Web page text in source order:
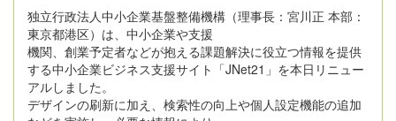
独立行政法人中小企業基盤整備機構（理事長：宮川正 本部：
東京都港区）は、中小企業や支援
機関、創業予定者などが抱える課題解決に役立つ情報を提供
する中小企業ビジネス支援サイト「JNet21」を本日リニュー
アルしました。
デザインの刷新に加え、検索性の向上や個人設定機能の追加